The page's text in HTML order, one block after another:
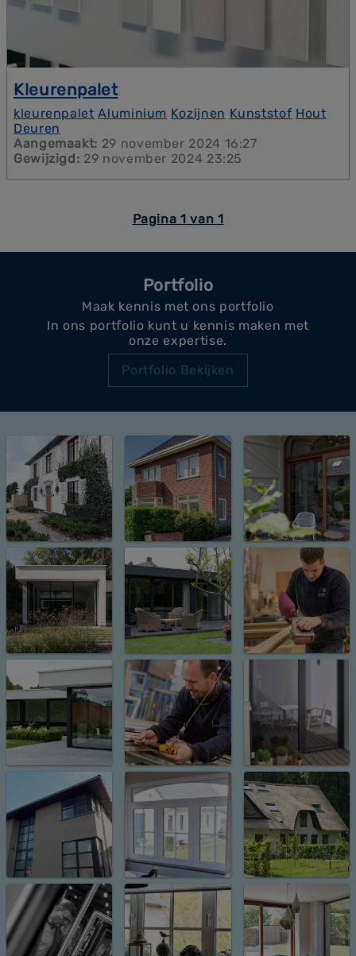
Kleurenpalet
Klanten kunnen kiezen uit een breed scala aan
kleuren die perfect passen bij elke stijl van woning,
van klassiek tot modern.
kleurenpalet Aluminium Kozijnen Kunststof Hout
Deuren
Aangemaakt: 29 november 2024 16:27
Gewijzigd: 29 november 2024 23:25
Pagina 1 van 1
Portfolio
Maak kennis met ons portfolio
In ons portfolio kunt u kennis maken met
onze expertise.
Portfolio Bekijken